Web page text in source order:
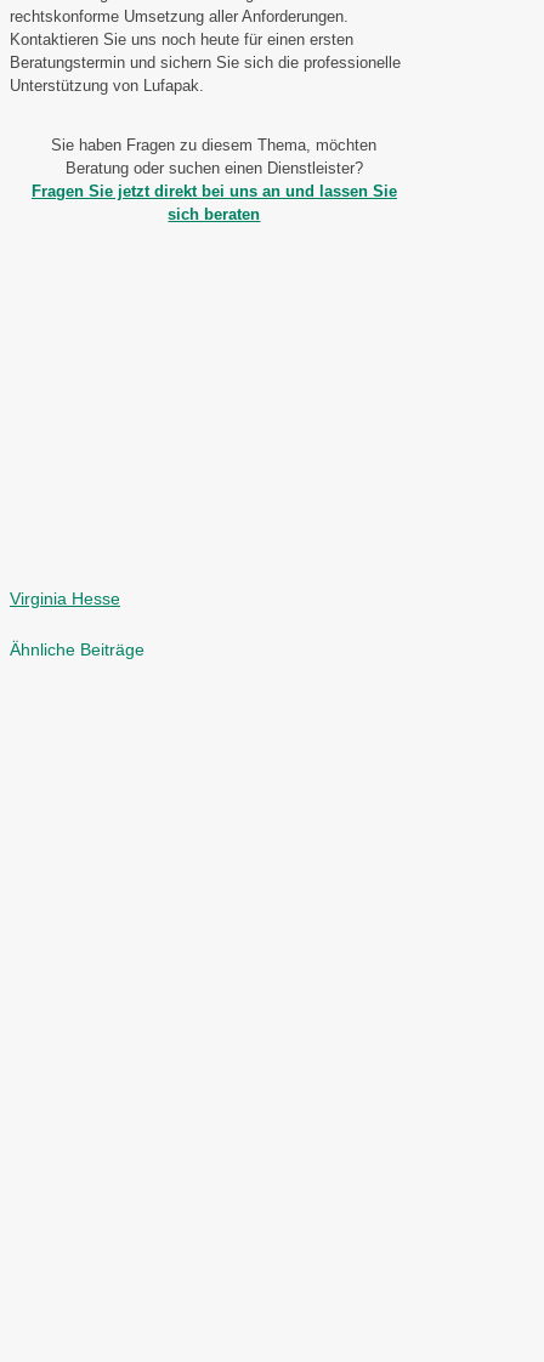
rechtskonforme Umsetzung aller Anforderungen.
Kontaktieren Sie uns noch heute für einen ersten
Beratungstermin und sichern Sie sich die professionelle
Unterstützung von Lufapak.
Sie haben Fragen zu diesem Thema, möchten
Beratung oder suchen einen Dienstleister?
Fragen Sie jetzt direkt bei uns an und lassen Sie
sich beraten
Virginia Hesse
Ähnliche Beiträge